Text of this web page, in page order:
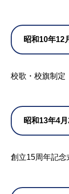
昭和10年12
校歌・校旗制定
昭和13年4月
創立15周年記念